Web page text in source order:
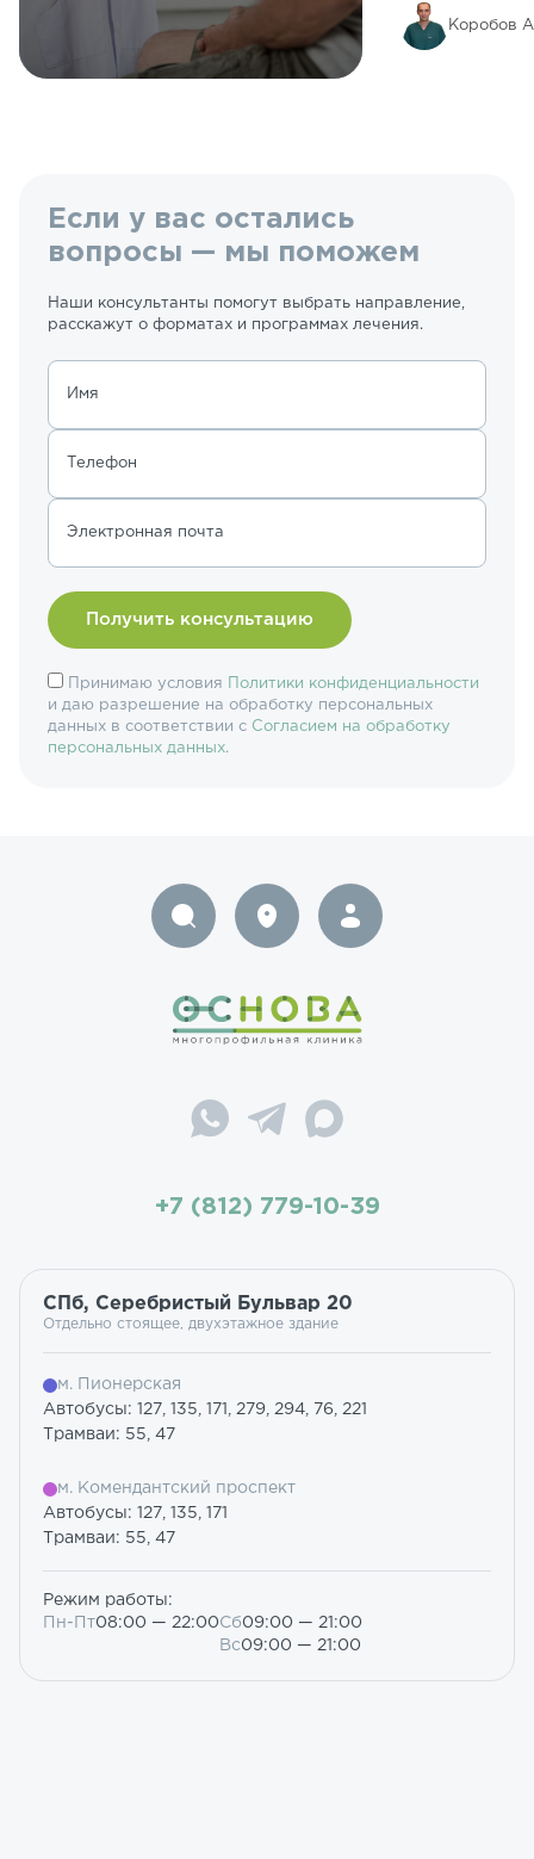
Коробов
Если у вас остались
вопросы — мы поможем
Наши консультанты помогут выбрать направление,
расскажут о форматах и программах лечения.
Имя
Телефон
Электронная почта
Принимаю условия
Политики конфиденциальности
и даю разрешение на обработку персональных
данных в соответствии с Согласием на обработку
персональных данных.
+7 (812) 779-10-39
СПб, Серебристый Бульвар 20
Отдельно стоящее, двухэтажное здание
м. Пионерская
Автобусы: 127, 135, 171, 279, 294, 76, 221
Трамваи: 55, 47
м. Комендантский проспект
Автобусы: 127, 135, 171
Трамваи: 55, 47
Режим работы:
Пн-Пт08:00 — 22:00Сб09:00 — 21:00
Вс09:00 — 21:00